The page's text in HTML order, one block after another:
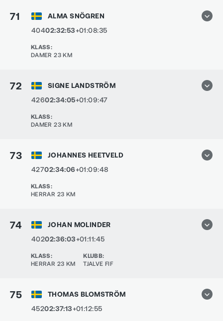
71
ALMA SNÖGREN
40402:32:53+01:08:35
KLASS:
DAMER 23 KM
72
SIGNE LANDSTRÖM
42602:34:05+01:09:47
KLASS:
DAMER 23 KM
73
JOHANNES HEETVELD
42702:34:06+01:09:48
KLASS:
HERRAR 23 KM
74
JOHAN MOLINDER
40202:36:03+01:11:45
KLASS:
HERRAR 23 KM
KLUBB:
TJALVE FIF
75
THOMAS BLOMSTRÖM
45202:37:13+01:12:55